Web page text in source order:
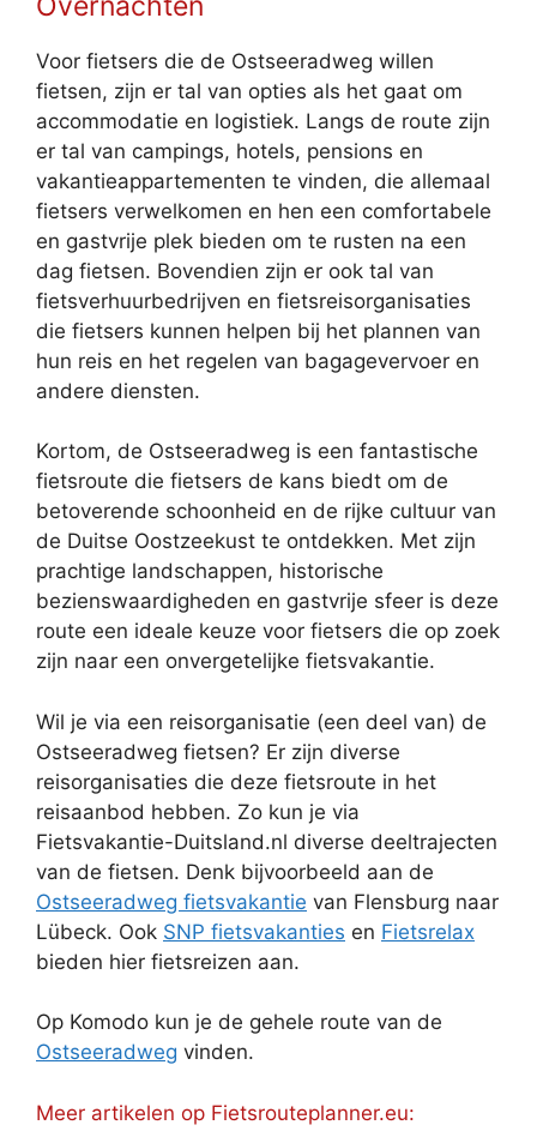
Voor fietsers die de Ostseeradweg willen
fietsen, zijn er tal van opties als het gaat om
accommodatie en logistiek. Langs de route zijn
er tal van campings, hotels, pensions en
vakantieappartementen te vinden, die allemaal
fietsers verwelkomen en hen een comfortabele
en gastvrije plek bieden om te rusten na een
dag fietsen. Bovendien zijn er ook tal van
fietsverhuurbedrijven en fietsreisorganisaties
die fietsers kunnen helpen bij het plannen van
hun reis en het regelen van bagagevervoer en
andere diensten.
Kortom, de Ostseeradweg is een fantastische
fietsroute die fietsers de kans biedt om de
betoverende schoonheid en de rijke cultuur van
de Duitse Oostzeekust te ontdekken. Met zijn
prachtige landschappen, historische
bezienswaardigheden en gastvrije sfeer is deze
route een ideale keuze voor fietsers die op zoek
zijn naar een onvergetelijke fietsvakantie.
Wil je via een reisorganisatie (een deel van) de
Ostseeradweg fietsen? Er zijn diverse
reisorganisaties die deze fietsroute in het
reisaanbod hebben. Zo kun je via
Fietsvakantie-Duitsland.nl diverse deeltrajecten
van de fietsen. Denk bijvoorbeeld aan de
Ostseeradweg fietsvakantie van Flensburg naar
Lübeck. Ook SNP fietsvakanties en Fietsrelax
bieden hier fietsreizen aan.
Op Komodo kun je de gehele route van de
Ostseeradweg vinden.
Meer artikelen op Fietsrouteplanner.eu: